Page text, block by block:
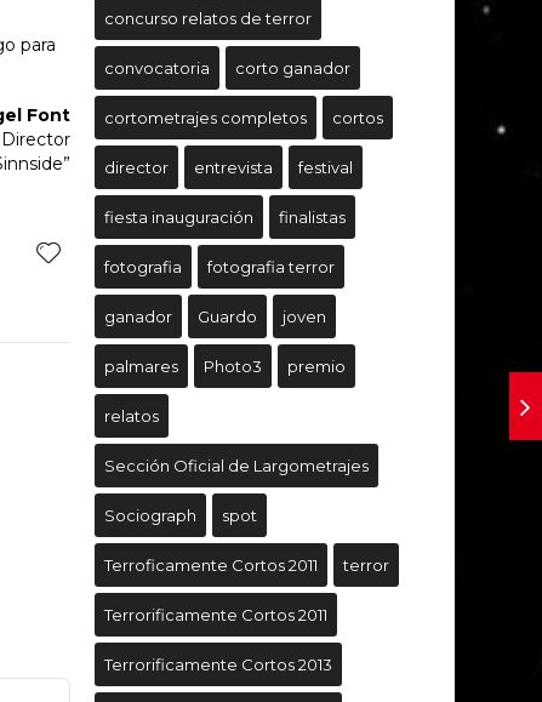
para
Font
Director
concurso relatos de terror
convocatoria corto ganador
cortometrajes completos cortos
director entrevista festival
fiesta inauguración finalistas
fotografia fotografia terror
ganador Guardo joven
palmares Photo3 premio
relatos
Sección Oficial de Largometrajes
Sociograph spot
Terroficamente Cortos 2011 terror
Terrorificamente Cortos 2011
Terrorificamente Cortos 2013